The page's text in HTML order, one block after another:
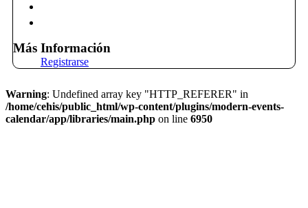
Más Información
Registrarse
Warning: Undefined array key "HTTP_REFERER" in
/home/cehis/public_html/wp-content/plugins/modern-events-
calendar/app/libraries/main.php on line 6950